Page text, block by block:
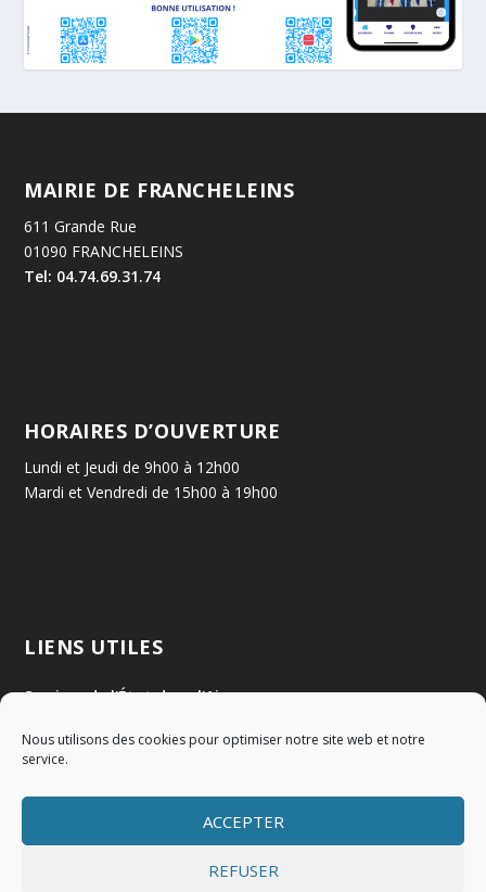
Nous utilisons des cookies pour optimiser notre site web et notre
service.
ACCEPTER
REFUSER
MAIRIE DE FRANCHELEINS
611 Grande Rue
01090 FRANCHELEINS
Tel: 04.74.69.31.74
HORAIRES D’OUVERTURE
Lundi et Jeudi de 9h00 à 12h00
Mardi et Vendredi de 15h00 à 19h00
LIENS UTILES
Services de l'État dans l'Ain
Communauté de Communes Val de Saône Centre
SMIDOM